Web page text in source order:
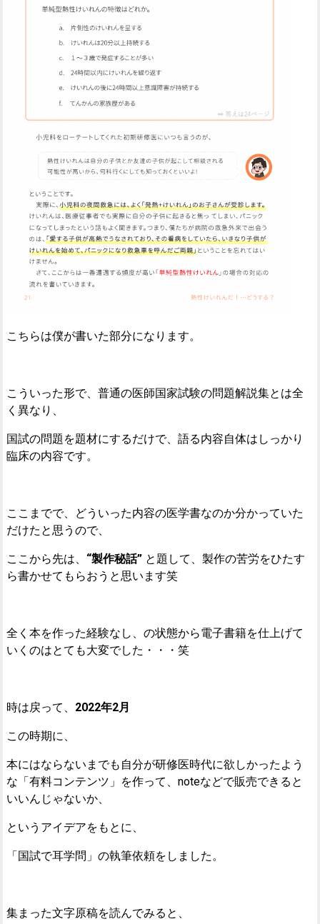
こちらは僕が書いた部分になります。
こういった形で、普通の医師国家試験の問題解説集とは全
く異なり、
国試の問題を題材にするだけで、語る内容自体はしっかり
臨床の内容です。
ここまでで、どういった内容の医学書なのか分かっていた
だけたと思うので、
ここから先は、 “製作秘話” と題して、製作の苦労をひたす
ら書かせてもらおうと思います笑
全く本を作った経験なし、の状態から電子書籍を仕上げて
いくのはとても大変でした・・・笑
時は戻って、 2022年2月
この時期に、
本にはならないまでも自分が研修医時代に欲しかったよう
な「有料コンテンツ」を作って、noteなどで販売できると
いいんじゃないか、
というアイデアをもとに、
「国試で耳学問」の執筆依頼をしました。
集まった文字原稿を読んでみると、